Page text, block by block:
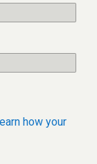
how your